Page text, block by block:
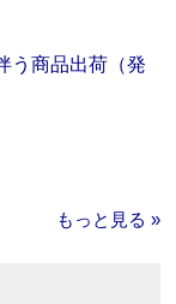
う商品出荷（発
もっと見る »